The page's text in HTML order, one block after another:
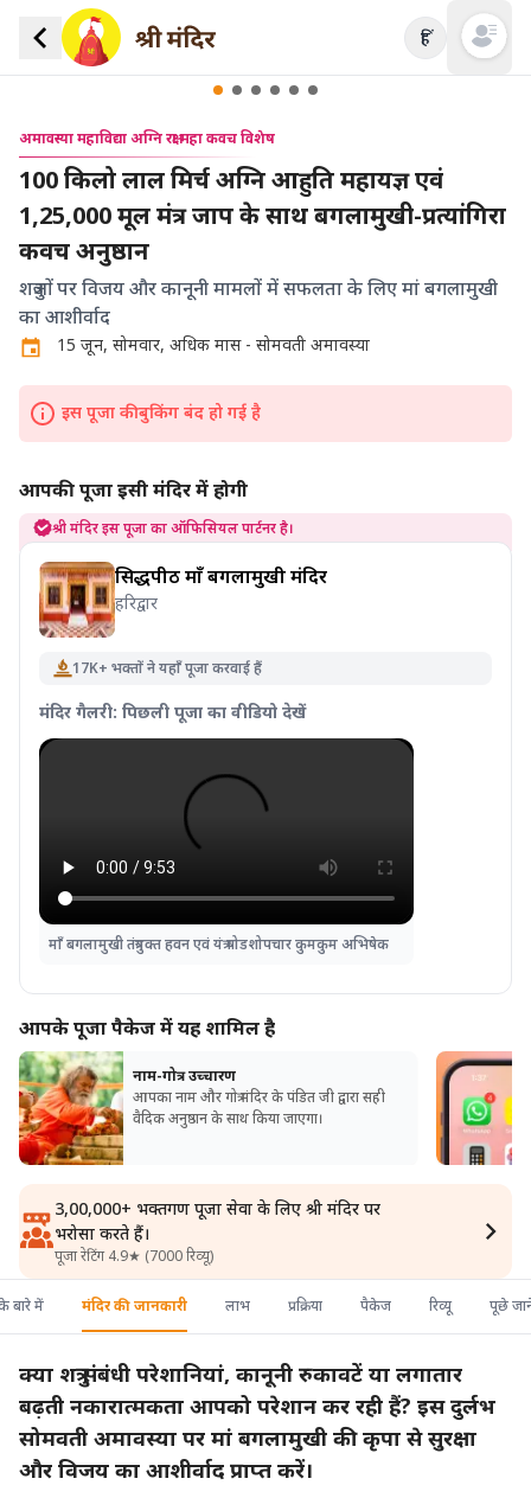
हिं Open
अमावस्या महाविद्या अग्नि रक्षा महा कवच विशेष
100 किलो लाल मिर्च अग्नि आहुति महायज्ञ एवं
1,25,000 मूल मंत्र जाप के साथ बगलामुखी-प्रत्यांगिरा
कवच अनुष्ठान
शत्रुओं पर विजय और कानूनी मामलों में सफलता के लिए मां बगलामुखी
का आशीर्वाद
15 जून, सोमवार, अधिक मास - सोमवती अमावस्या
इस पूजा की बुकिंग बंद हो गई है
आपकी पूजा इसी मंदिर में होगी
श्री मंदिर इस पूजा का ऑफिसियल पार्टनर है।
सिद्धपीठ माँ बगलामुखी मंदिर
हरिद्वार
17K+ भक्तों ने यहाँ पूजा करवाई हैं
मंदिर गैलरी: पिछली पूजा का वीडियो देखें
माँ बगलामुखी तंत्रयुक्त हवन एवं यंत्र षोडशोपचार कुमकुम अभिषेक
आपके पूजा पैकेज में यह शामिल है
नाम-गोत्र उच्चारण
आपका नाम और गोत्र मंदिर के पंडित जी द्वारा सही
वैदिक अनुष्ठान के साथ किया जाएगा।
3,00,000+ भक्तगण पूजा सेवा के लिए श्री मंदिर पर
भरोसा करते हैं।
पूजा रेटिंग 4.9★ (7000 रिव्यू)
बारे में मंदिर की जानकारी लाभ प्रक्रिया पैकेज रिव्यू पूछे
क्या शत्रु संबंधी परेशानियां, कानूनी रुकावटें या लगातार
बढ़ती नकारात्मकता आपको परेशान कर रही हैं? इस दुर्लभ
सोमवती अमावस्या पर मां बगलामुखी की कृपा से सुरक्षा
और विजय का आशीर्वाद प्राप्त करें।